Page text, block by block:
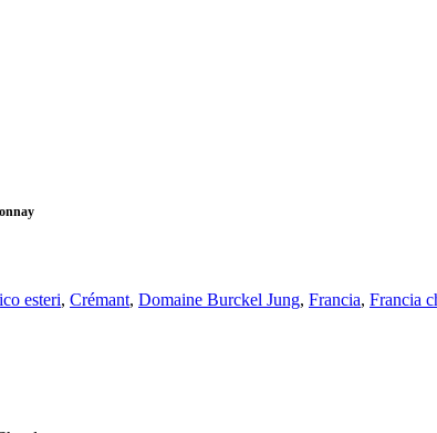
esteri, Crémant, Domaine Burckel Jung, Francia, Francia